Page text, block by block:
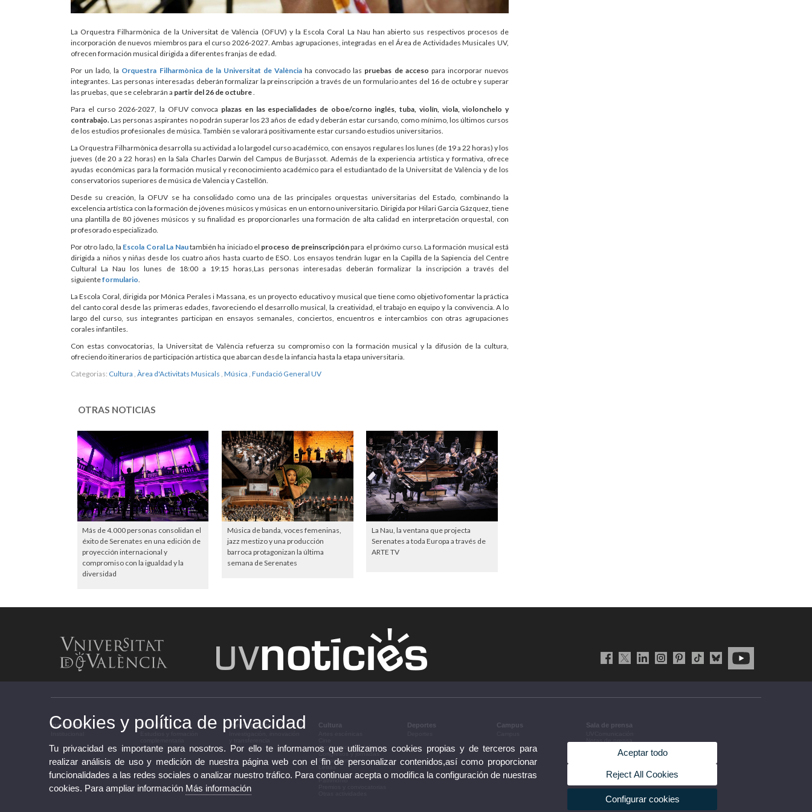
La Orquestra Filharmònica de la Universitat de València (OFUV) y la Escola Coral La Nau han abierto sus respectivos procesos de
incorporación de nuevos miembros para el curso 2026-2027. Ambas agrupaciones, integradas en el Área de Actividades Musicales UV,
ofrecen formación musical dirigida a diferentes franjas de edad.
Por un lado, la Orquestra Filharmònica de la Universitat de València ha convocado las pruebas de acceso para incorporar nuevos
integrantes. Las personas interesadas deberán formalizar la preinscripción a través de un formulario antes del 16 de octubre y superar
las pruebas, que se celebrarán a partir del 26 de octubre
Para el curso 2026-2027, la OFUV convoca plazas en las especialidades de oboe/corno inglés, tuba, violín, viola, violonchelo y
contrabajo. Las personas aspirantes no podrán superar los 23 años de edad y deberán estar cursando, como mínimo, los últimos cursos
de los estudios profesionales de música. También se valorará positivamente estar cursando estudios universitarios.
La Orquestra Filharmònica desarrolla su actividad a lo largodel curso académico, con ensayos regulares los lunes (de 19 a 22 horas) y los
jueves (de 20 a 22 horas) en la Sala Charles Darwin del Campus de Burjassot. Además de la experiencia artística y formativa, ofrece
ayudas económicas para la formación musical y reconocimiento académico para el estudiantado de la Universitat de València y de los
conservatorios superiores de música de Valencia y Castellón.
Desde su creación, la OFUV se ha consolidado como una de las principales orquestas universitarias del Estado, combinando la
excelencia artística con la formación de jóvenes músicos y músicas en un entorno universitario. Dirigida por Hilari Garcia Gázquez, tiene
una plantilla de 80 jóvenes músicos y su finalidad es proporcionarles una formación de alta calidad en interpretación orquestal, con
profesorado especializado.
Por otro lado, la Escola Coral La Nautambién ha iniciado el proceso de preinscripciónpara el próximo curso. La formación musical está
dirigida a niños y niñas desde los cuatro años hasta cuarto de ESO. Los ensayos tendrán lugar en la Capilla de la Sapiencia del Centre
Cultural La Nau los lunes de 18:00 a 19:15 horas,Las personas interesadas deberán formalizar la inscripción a través del
siguienteformulario
La Escola Coral, dirigida por Mónica Perales i Massana, es un proyecto educativo y musical que tiene como objetivo fomentar la práctica
del canto coral desde las primeras edades, favoreciendo el desarrollo musical, la creatividad, el trabajo en equipo y la convivencia. A lo
largo del curso, sus integrantes participan en ensayos semanales, conciertos, encuentros e intercambios con otras agrupaciones
corales infantiles.
Con estas convocatorias, la Universitat de València refuerza su compromiso con la formación musical y la difusión de la cultura,
ofreciendo itinerarios de participación artística que abarcan desde la infancia hasta la etapa universitaria.
Categorias: Cultura Àrea d'Activitats Musicals Música Fundació General UV
OTRAS NOTICIAS
Más de 4.000 personas consolidan el
éxito de Serenates en una edición de
proyección internacional y
compromiso con la igualdad y la
diversidad
Música de banda, voces femeninas,
jazz mestizo y una producción
barroca protagonizan la última
semana de Serenates
La Nau, la ventana que projecta
Serenates a toda Europa a través de
ARTE TV
Institucional Estudios Investigación Cultura
Conferencias y debates
Congresos y jornadas
Exposiciones
Letras
Música
Patrimonio
Deportes Campus Sala de prensa
Acuerdos de gobierno
Cookies y política de privacidad
Tu privacidad es importante para nosotros. Por ello te informamos que utilizamos cookies propias y de terceros para
realizar análisis de uso y medición de nuestra página web con el fin de personalizar contenidos,así como proporcionar
funcionalidades a las redes sociales o analizar nuestro tráfico. Para continuar acepta o modifica la configuración de nuestras
cookies. Para ampliar información Más información
Aceptar todo
Reject All Cookies
Configurar cookies